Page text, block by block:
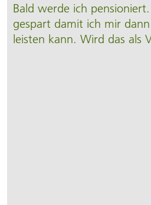
Bald werde ich
gespart damit ich mir
leisten kann. Wird das als